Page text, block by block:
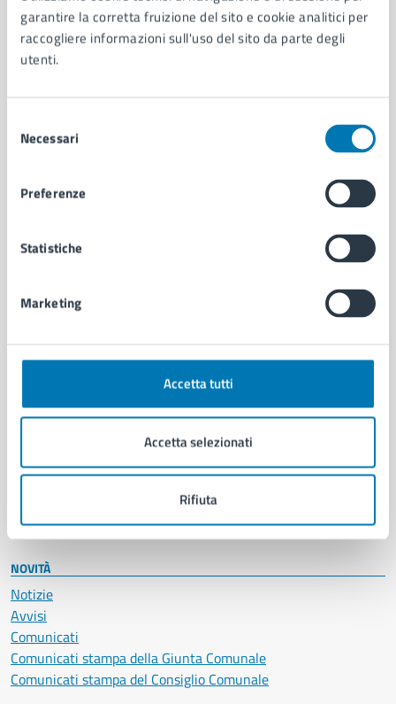
garantire la corretta fruizione del sito e cookie analitici per
raccogliere informazioni sull'uso del sito da parte degli
utenti.
delNecessari
Preferenze
Statistiche
Marketing
Accetta tutti
Accetta selezionati
Rifiuta
AMMINISTRAZIONE
Aree amministrative
Organi di governo
Politici
Documenti e dati
Ambiente
Anagrafe e stato civile
Cultura e tempo libero
Educazione e formazione
Giustizia e sicurezza pubblica
Salute, benessere e assistenza
NOVITÀ
Notizie
Avvisi
Comunicati
Comunicati stampa della Giunta Comunale
Comunicati stampa del Consiglio Comunale